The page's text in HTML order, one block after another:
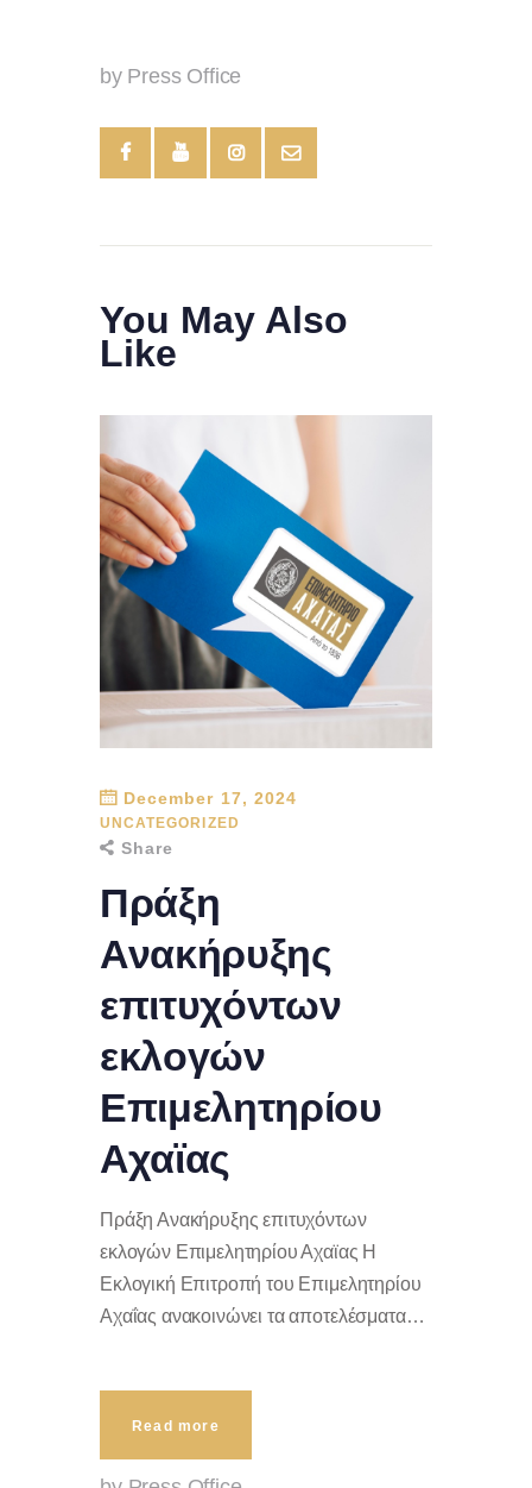
by Press Office
You May Also
Like
December 17, 2024
UNCATEGORIZED
Share
Πράξη
Ανακήρυξης
επιτυχόντων
εκλογών
Επιμελητηρίου
Αχαϊας
Πράξη Ανακήρυξης επιτυχόντων
εκλογών Επιμελητηρίου Αχαϊας Η
Εκλογική Επιτροπή του Επιμελητηρίου
Αχαΐας ανακοινώνει τα αποτελέσματα…
Read more